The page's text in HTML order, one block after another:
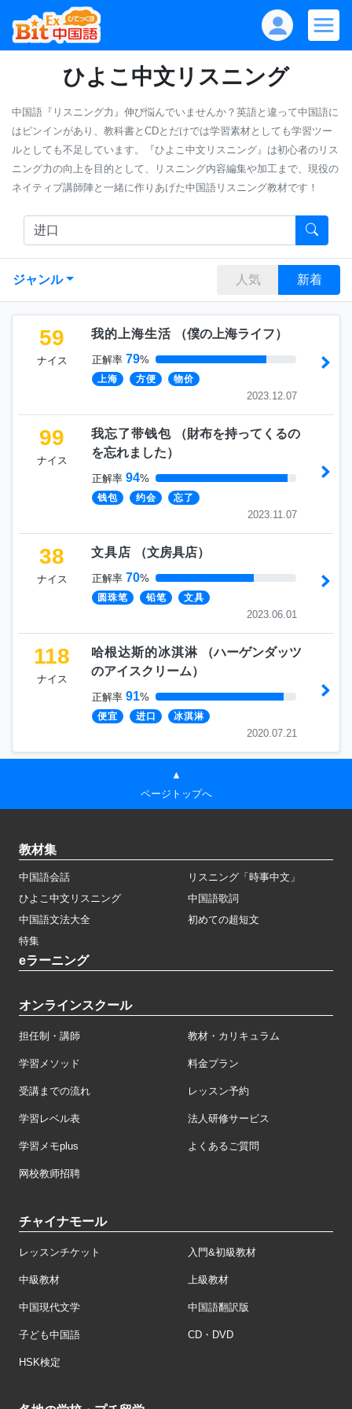
ひよこ中文リスニング
中国語『リスニング力』伸び悩んでいませんか？英語と違って中国語に
はピンインがあり、教科書とCDとだけでは学習素材としても学習ツー
ルとしても不足しています。『ひよこ中文リスニング』は初心者のリス
ニング力の向上を目的として、リスニング内容編集や加工まで、現役の
ネイティブ講師陣と一緒に作りあげた中国語リスニング教材です！
ジャンル 人気 新着
59
ナイス
我的上海生活 （僕の上海ライフ）
正解率 79%
上海 方便 物价
2023.12.07
99
ナイス
我忘了带钱包 （財布を持ってくるの
を忘れました）
正解率 94%
钱包 约会 忘了
2023.11.07
38
ナイス
文具店 （文房具店）
正解率 70%
圆珠笔 铅笔 文具
2023.06.01
118
ナイス
哈根达斯的冰淇淋 （ハーゲンダッツ
のアイスクリーム）
正解率 91%
便宜 进口 冰淇淋
2020.07.21
▲
ページトップへ
教材集
中国語会話
リスニング「時事中文」
ひよこ中文リスニング
中国語歌詞
中国語文法大全
初めての超短文
特集
eラーニング
オンラインスクール
担任制・講師 教材・カリキュラム
学習メソッド 料金プラン
受講までの流れ レッスン予約
学習レベル表 法人研修サービス
学習メモplus よくあるご質問
网校教师招聘
チャイナモール
レッスンチケット 入門&初級教材
中級教材 上級教材
中国現代文学 中国語翻訳版
子ども中国語 CD・DVD
HSK検定